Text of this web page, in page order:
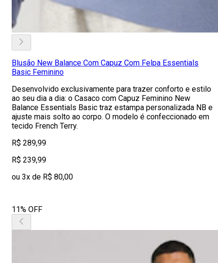
Blusão New Balance Com Capuz Com Felpa Essentials
Basic Feminino
Desenvolvido exclusivamente para trazer conforto e estilo
ao seu dia a dia: o Casaco com Capuz Feminino New
Balance Essentials Basic traz estampa personalizada NB e
ajuste mais solto ao corpo. O modelo é confeccionado em
tecido French Terry.
R$ 289,99
R$ 239,99
ou 3x de R$ 80,00
11% OFF